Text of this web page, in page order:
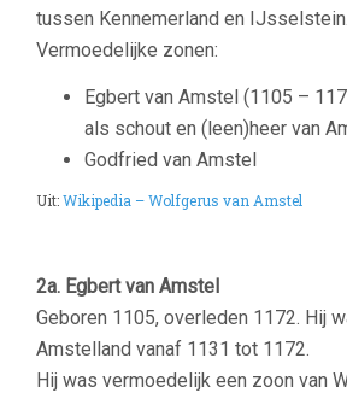
tussen Kennemerland en IJsselstein.
Vermoedelijke zonen:
Egbert van Amstel (1105 –
als schout en (leen)heer van
Godfried van Amstel
Uit:Wikipedia – Wolfgerus van Amstel
2a. Egbert van Amstel
Geboren 1105, overleden 1172. Hij
Amstelland vanaf 1131 tot 1172.
Hij was vermoedelijk een zoon van